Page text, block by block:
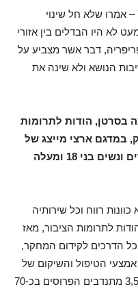
לבדיקות כאלה, ורוב הציבור – 77% – אמרו שלא חל שינוי
לא היו הבדלים בין אזורי
דבר אשר מצביע על
הנושא ולא שינה את
בסרטן, הודות לתרומות
במדגם ארצי מייצג של
האוכלוסייה בישראל בקרב 505 גברים ונשים בני 18 ומעלה
רווח וכל שירותיה
לתרומות הציבור, מאז
פועלת בכל הדרכים לקידום המחקר,
הטיפול והשיקום של
חולים ומחלימים. באגודה פועלים כ-3,500 מתנדבים הפרוסים בכ-70